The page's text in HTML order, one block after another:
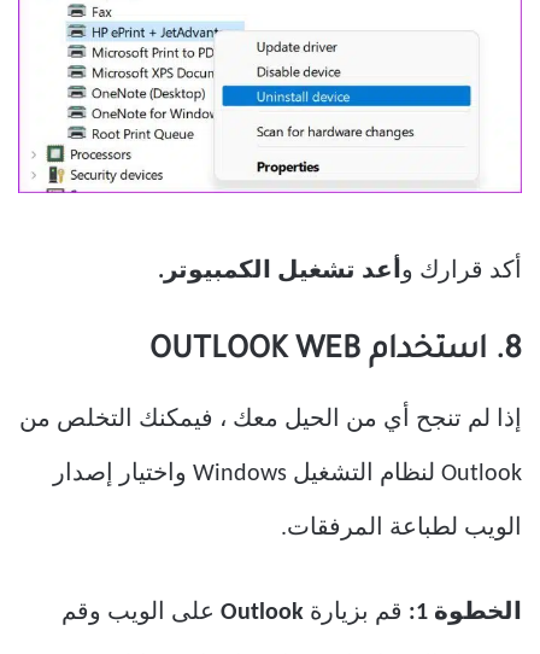
أكد قرارك وأعد تشغيل الكمبيوتر.
8. استخدام OUTLOOK WEB
إذا لم تنجح أي من الحيل معك ، فيمكنك التخلص من
Outlook لنظام التشغيل Windows واختيار إصدار
الويب لطباعة المرفقات.
الخطوة 1: قم بزيارة Outlook على الويب وقم